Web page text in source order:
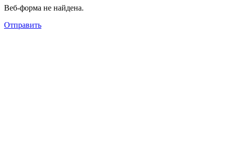
Веб-форма не найдена.
Отправить